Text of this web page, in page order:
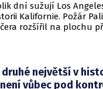
dní sužují Los
Kalifornie. Požár
rozšířil na plochu
největší v
vůbec pod